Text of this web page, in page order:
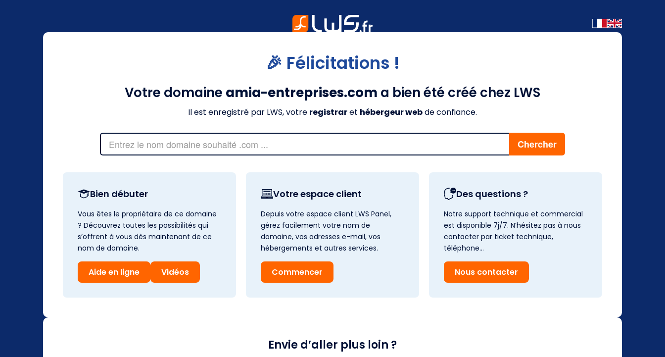
🎉 Félicitations !
Votre domaine amia-entreprises.com a bien été créé chez LWS
Il est enregistré par LWS, votre registraret hébergeur webde confiance.
Bien débuter
Vous êtes le propriétaire de ce domaine
? Découvrez toutes les possibilités qui
s’offrent à vous dès maintenant de ce
nom de domaine.
Aide en ligne Vidéos
Votre espace client
Depuis votre espace client LWS Panel,
gérez facilement votre nom de
domaine, vos adresses e-mail, vos
hébergements et autres services.
Commencer
Des questions ?
Notre support technique et commercial
est disponible 7j/7. N’hésitez pas à nous
contacter par ticket technique,
téléphone…
Nous contacter
Envie d’aller plus loin ?